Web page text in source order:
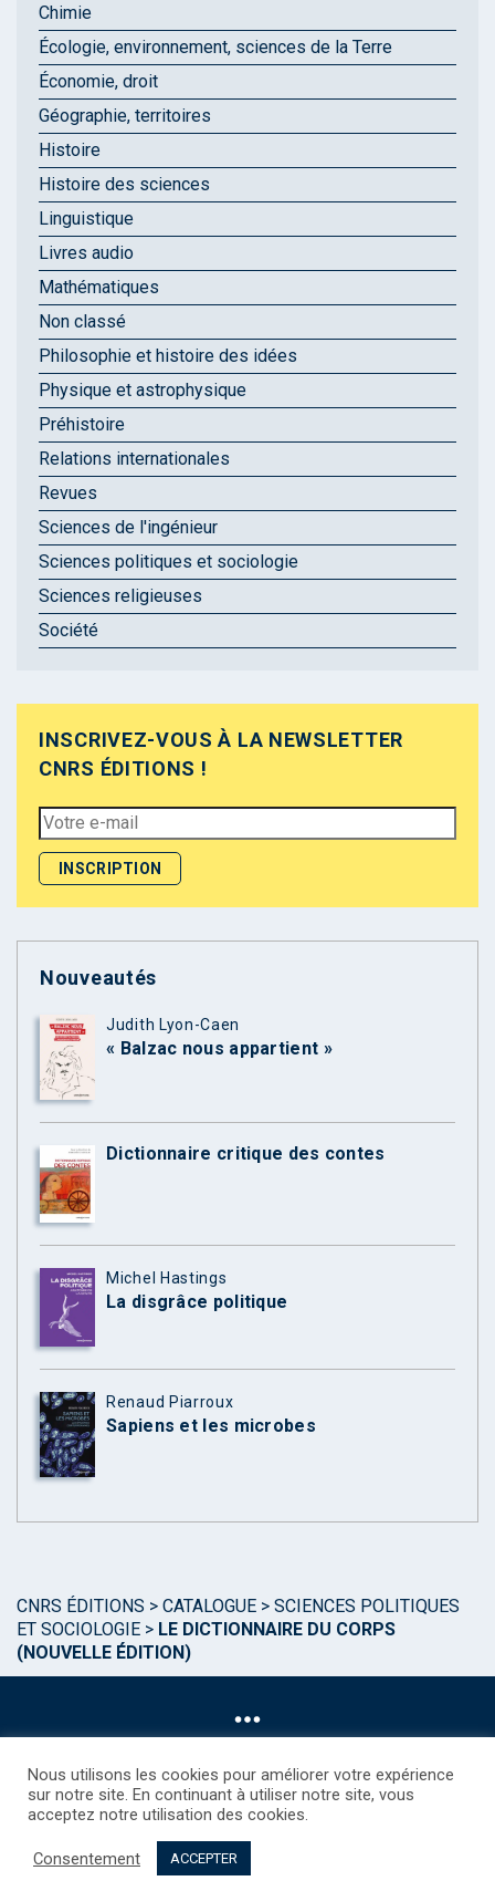
Chimie
Écologie, environnement, sciences de la Terre
Économie, droit
Géographie, territoires
Histoire
Histoire des sciences
Linguistique
Livres audio
Mathématiques
Non classé
Philosophie et histoire des idées
Physique et astrophysique
Préhistoire
Relations internationales
Revues
Sciences de l'ingénieur
Sciences politiques et sociologie
Sciences religieuses
Société
INSCRIVEZ-VOUS À LA NEWSLETTER
CNRS ÉDITIONS !
Nouveautés
Judith Lyon-Caen
« Balzac nous appartient »
Dictionnaire critique des contes
Michel Hastings
La disgrâce politique
Renaud Piarroux
Sapiens et les microbes
CNRS ÉDITIONS > CATALOGUE > SCIENCES POLITIQUES
ET SOCIOLOGIE > LE DICTIONNAIRE DU CORPS
(NOUVELLE ÉDITION)
©CNRS EDITIONS 2025
Droits étrangers / Foreign rights
Nous utilisons les cookies pour améliorer votre expérience
sur notre site. En continuant à utiliser notre site, vous
acceptez notre utilisation des cookies.
Consentement ACCEPTER